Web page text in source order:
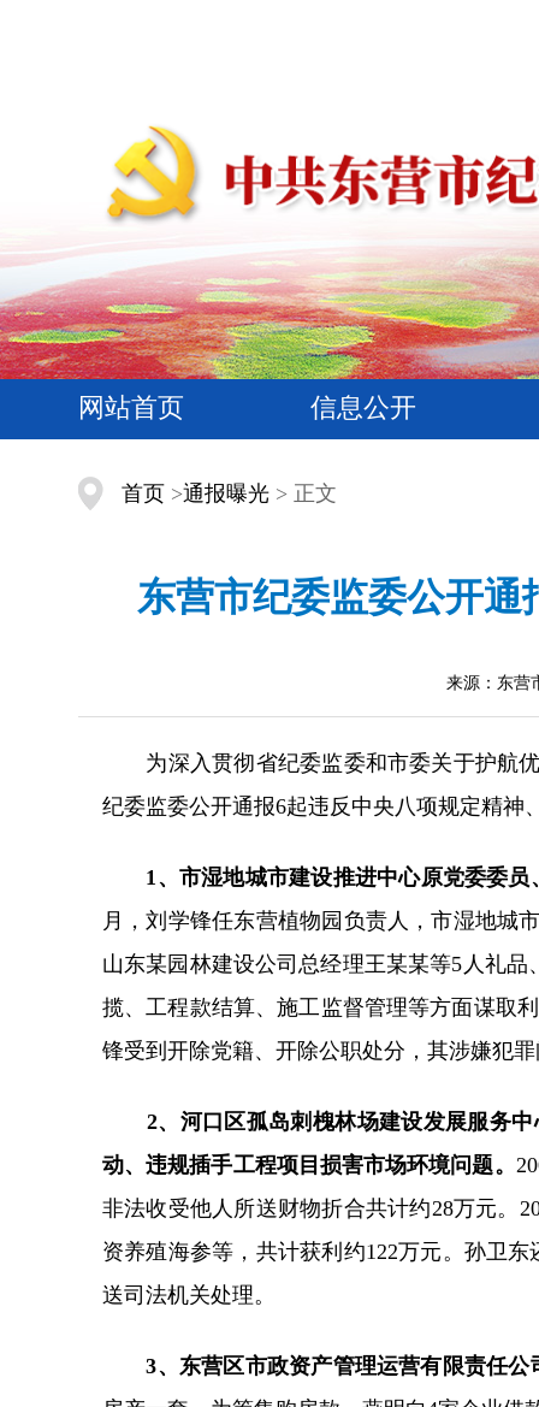
网站首页 信息公开
首页 >通报曝光 > 正文
东营市纪委监委公开
来源：东营
为深入贯彻省纪委监委和市委关于护航优
纪委监委公开通报6起违反中央八项规定精神
1、市湿地城市建设推进中心原党委委
月，刘学锋任东营植物园负责人，市湿地城
山东某园林建设公司总经理王某某等5人礼
揽、工程款结算、施工监督管理等方面谋取
锋受到开除党籍、开除公职处分，其涉嫌犯
2、河口区孤岛刺槐林场建设发展服务
动、违规插手工程项目损害市场环境问题。
非法收受他人所送财物折合共计约28万元。
资养殖海参等，共计获利约122万元。孙卫
送司法机关处理。
3、东营区市政资产管理运营有限责任